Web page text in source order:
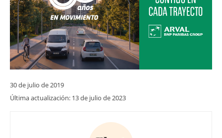
30 de julio de 2019
Última actualización: 13 de julio de 2023